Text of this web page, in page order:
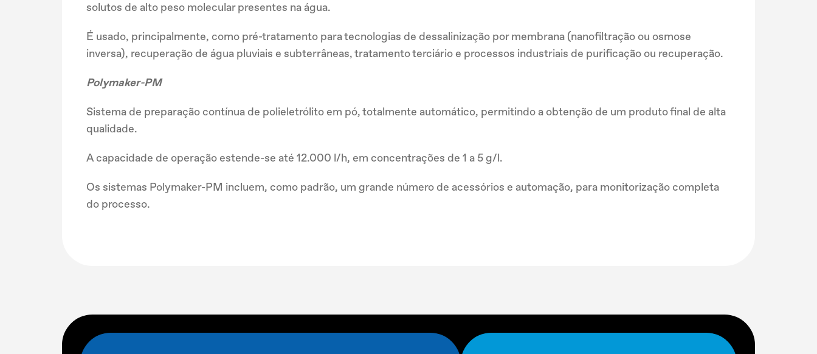
solutos de alto peso molecular presentes na água.
É usado, principalmente, como pré-tratamento para tecnologias de dessalinização por membrana (nanofiltração ou osmose
inversa), recuperação de água pluviais e subterrâneas, tratamento terciário e processos industriais de purificação ou recuperação.
Polymaker-PM
Sistema de preparação contínua de polieletrólito em pó, totalmente automático, permitindo a obtenção de um produto final de alta
qualidade.
A capacidade de operação estende-se até 12.000 l/h, em concentrações de 1 a 5 g/l.
Os sistemas Polymaker-PM incluem, como padrão, um grande número de acessórios e automação, para monitorização completa
do processo.